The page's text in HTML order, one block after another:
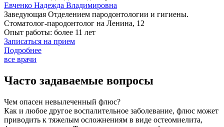
Евченко Надежда Владимировна
Заведующая Отделением пародонтологии и гигиены.
Стоматолог-пародонтолог на Ленина, 12
Опыт работы: более 11 лет
Записаться на прием
Подробнее
все врачи
Часто задаваемые вопросы
Чем опасен невылеченный флюс?
Как и любое другое воспалительное заболевание, флюс может
приводить к тяжелым осложнениям в виде остеомиелита,